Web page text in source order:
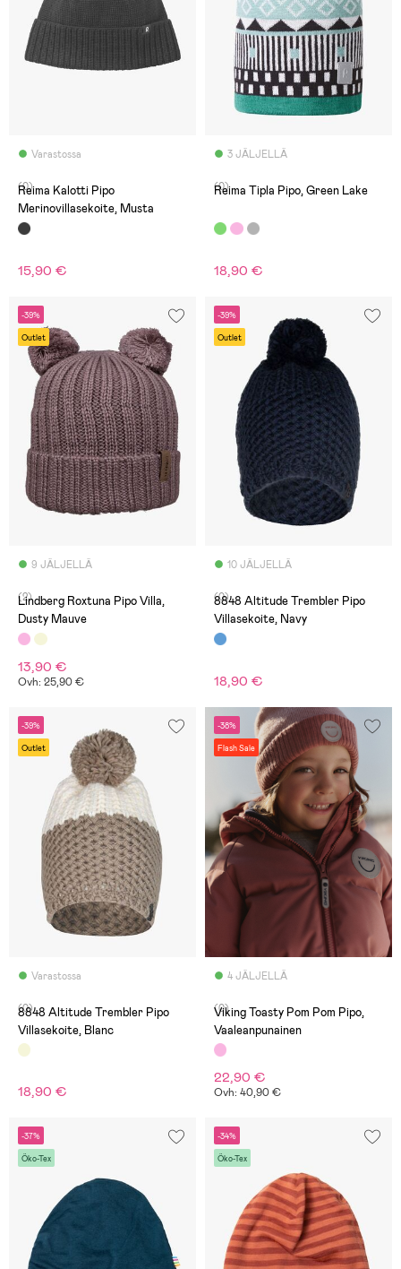
Varastossa
(0)
Reima Kalotti Pipo
Merinovillasekoite, Musta
15,90 €
3 JÄLJELLÄ
(0)
Reima Tipla Pipo, Green Lake
18,90 €
-39%
Outlet
9 JÄLJELLÄ
(2)
Lindberg Roxtuna Pipo Villa,
Dusty Mauve
13,90 €
Ovh: 25,90 €
-39%
Outlet
10 JÄLJELLÄ
(0)
8848 Altitude Trembler Pipo
Villasekoite, Navy
18,90 €
-39%
Outlet
Varastossa
(0)
8848 Altitude Trembler Pipo
Villasekoite, Blanc
18,90 €
-38%
Flash Sale
4 JÄLJELLÄ
(0)
Viking Toasty Pom Pom Pipo,
Vaaleanpunainen
22,90 €
Ovh: 40,90 €
-37%
Öko-Tex
-34%
Öko-Tex